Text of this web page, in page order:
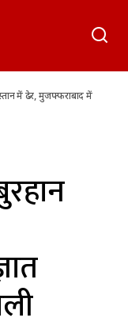
में ढेर, मुजफ्फराबाद में